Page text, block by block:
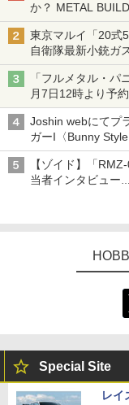
か？ METAL
東京マルイ「20式
自衛隊最新小銃ガ
「フルメタル・
月7日12時より予
Joshin webにてプ
ガーI〈Bunny
【ゾイド】「
当者インタビュー
Special Site
レイ